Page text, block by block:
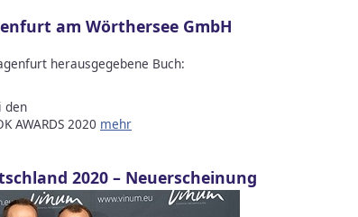
am Wörthersee GmbH
herausgegebene Buch:
den
AWARDS 2020 mehr
2020 – Neuerscheinung